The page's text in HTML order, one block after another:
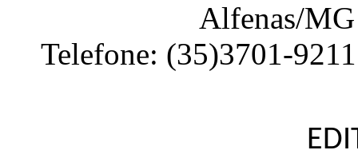
Alfenas/MG
Telefone: (35)3701-9211